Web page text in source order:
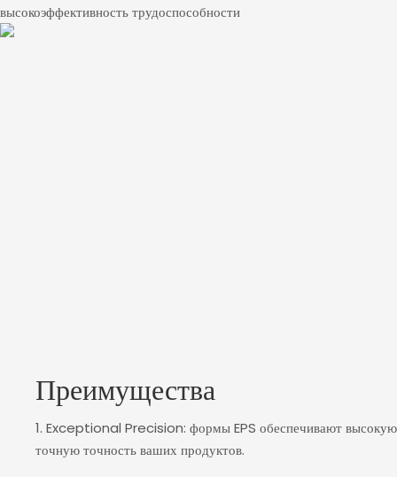
высокоэффективность трудоспособности
Преимущества
1. Exceptional Precision: формы EPS обеспечивают высокую
точную точность ваших продуктов.